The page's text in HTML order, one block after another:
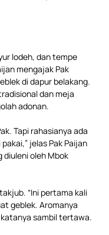
lodeh, dan tempe
mengajak Pak
di dapur belakang.
dan meja
adonan.
Tapi rahasianya ada
jelas Pak Paijan
diuleni oleh Mbok
“Ini pertama kali
geblek. Aromanya
sambil tertawa.